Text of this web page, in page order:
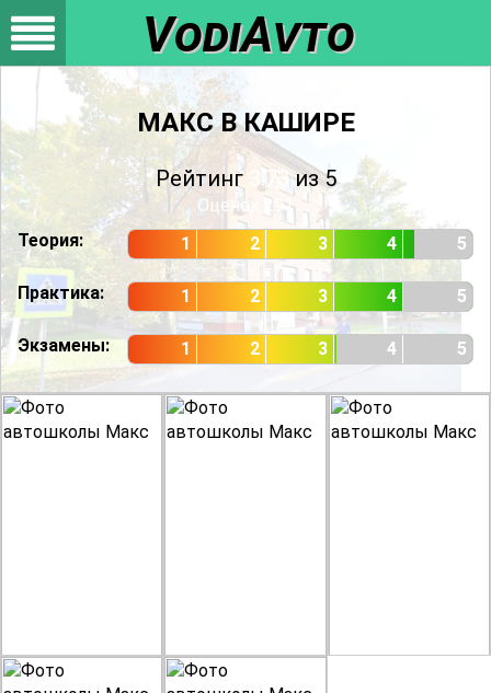
VodiAvto
МАКС В КАШИРЕ
Рейтинг 3.73из 5
Оценок
291
Теория:
1 2 3 4 5
Практика: 1 2 3 4 5
Экзамены: 1 2 3 4 5